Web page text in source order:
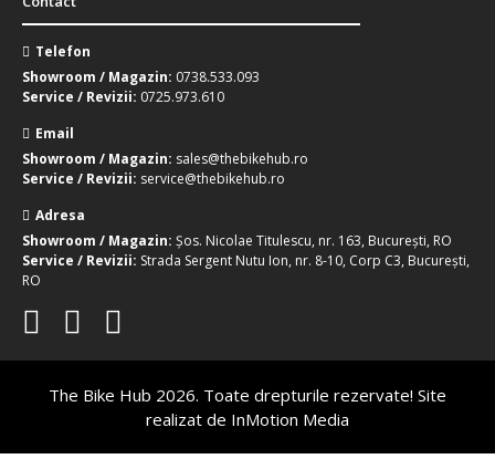
Telefon
Showroom / Magazin: 0738.533.093
Service / Revizii: 0725.973.610
Email
Showroom / Magazin: sales@thebikehub.ro
Service / Revizii: service@thebikehub.ro
Adresa
Showroom / Magazin: Șos. Nicolae Titulescu, nr. 163, București, RO
Service / Revizii: Strada Sergent Nutu Ion, nr. 8-10, Corp C3, București,
RO
The Bike Hub 2026. Toate drepturile rezervate! Site
realizat de InMotion Media